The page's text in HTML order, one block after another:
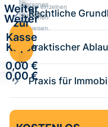
Personen
zuweisen.
Weiter
zur
Kasse
·
0,00 €
Kurse einzelnen
Personen
zuweisen.
Weiter
zur
Kasse
·
0,00 €
Rechtliche
Praktischer
Praxis für